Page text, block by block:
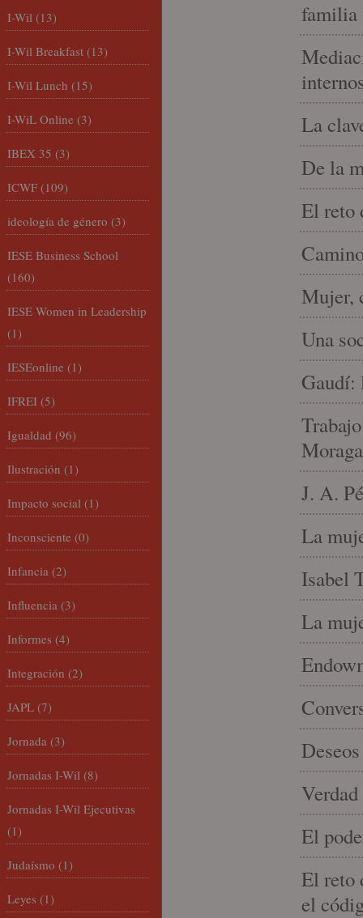
familia
La
De la
El reto
Mujer,
Una
Gaudí:
J. A.
La
Isabel
La
El
El reto
el
I-Wil (13)
I-Wil Breakfast (13)
I-Wil Lunch (15)
I-WiL Online (3)
IBEX 35 (3)
ICWF (109)
ideología de género (3)
IESE Business School
(160)
IESE Women in Leadership
(1)
IESEonline (1)
IFREI (5)
Igualdad (96)
Ilustración (1)
Impacto social (1)
Inconsciente (0)
Infancia (2)
Influencia (3)
Informes (4)
Integración (2)
JAPL (7)
Jornada (3)
Jornadas I-Wil (8)
Jornadas I-Wil Ejecutivas
(1)
Judaísmo (1)
Leyes (1)